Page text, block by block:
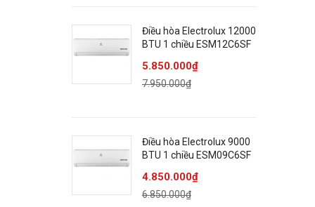
Điều hòa Electrolux 12000
BTU 1 chiều ESM12C6SF
5.850.000₫
7.950.000₫
Điều hòa Electrolux 9000
BTU 1 chiều ESM09C6SF
4.850.000₫
6.850.000₫